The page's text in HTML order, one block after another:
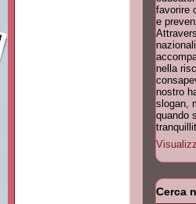
favorire
e
nella
nostro
slogan,
quando
Cerca